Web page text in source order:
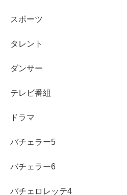
スポーツ
タレント
ダンサー
テレビ番組
ドラマ
バチェラー5
バチェラー6
バチェロレッテ4